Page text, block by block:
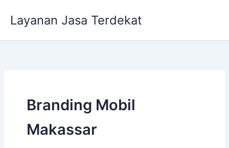
Layanan Jasa Terdekat
Branding Mobil
Makassar